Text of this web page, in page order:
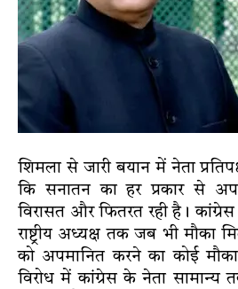
शिमला से जारी बयान में नेता
कि सनातन का हर प्रकार से
विरासत और फितरत रही है।
राष्ट्रीय अध्यक्ष तक जब भी मौका
को अपमानित करने का कोई
विरोध में कांग्रेस के नेता सामान्य